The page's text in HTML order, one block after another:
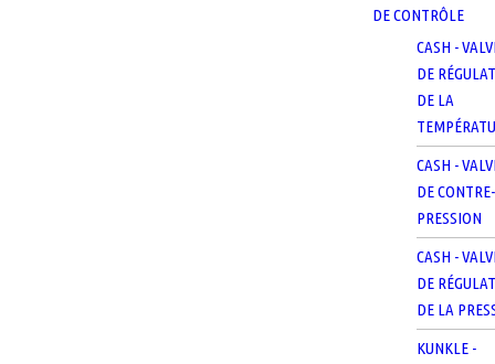
DE CONTRÔLE
CASH -
DE
DE LA
CASH -
DE CONTRE-
PRESSION
CASH -
DE
DE LA
KUNKLE -